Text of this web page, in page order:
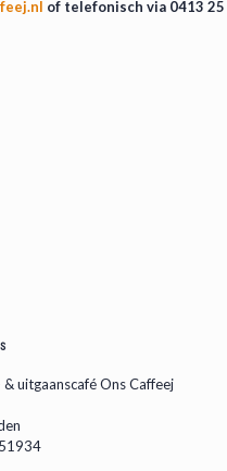
of telefonisch via 0413 25
uitgaanscafé Ons Caffeej